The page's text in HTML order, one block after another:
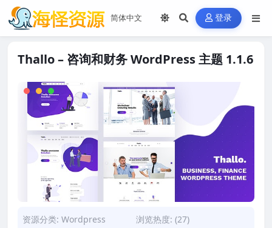
登录
Thallo – 咨询和财务 WordPress 主题 1.1.6
资源分类: Wordpress
浏览热度: (27)